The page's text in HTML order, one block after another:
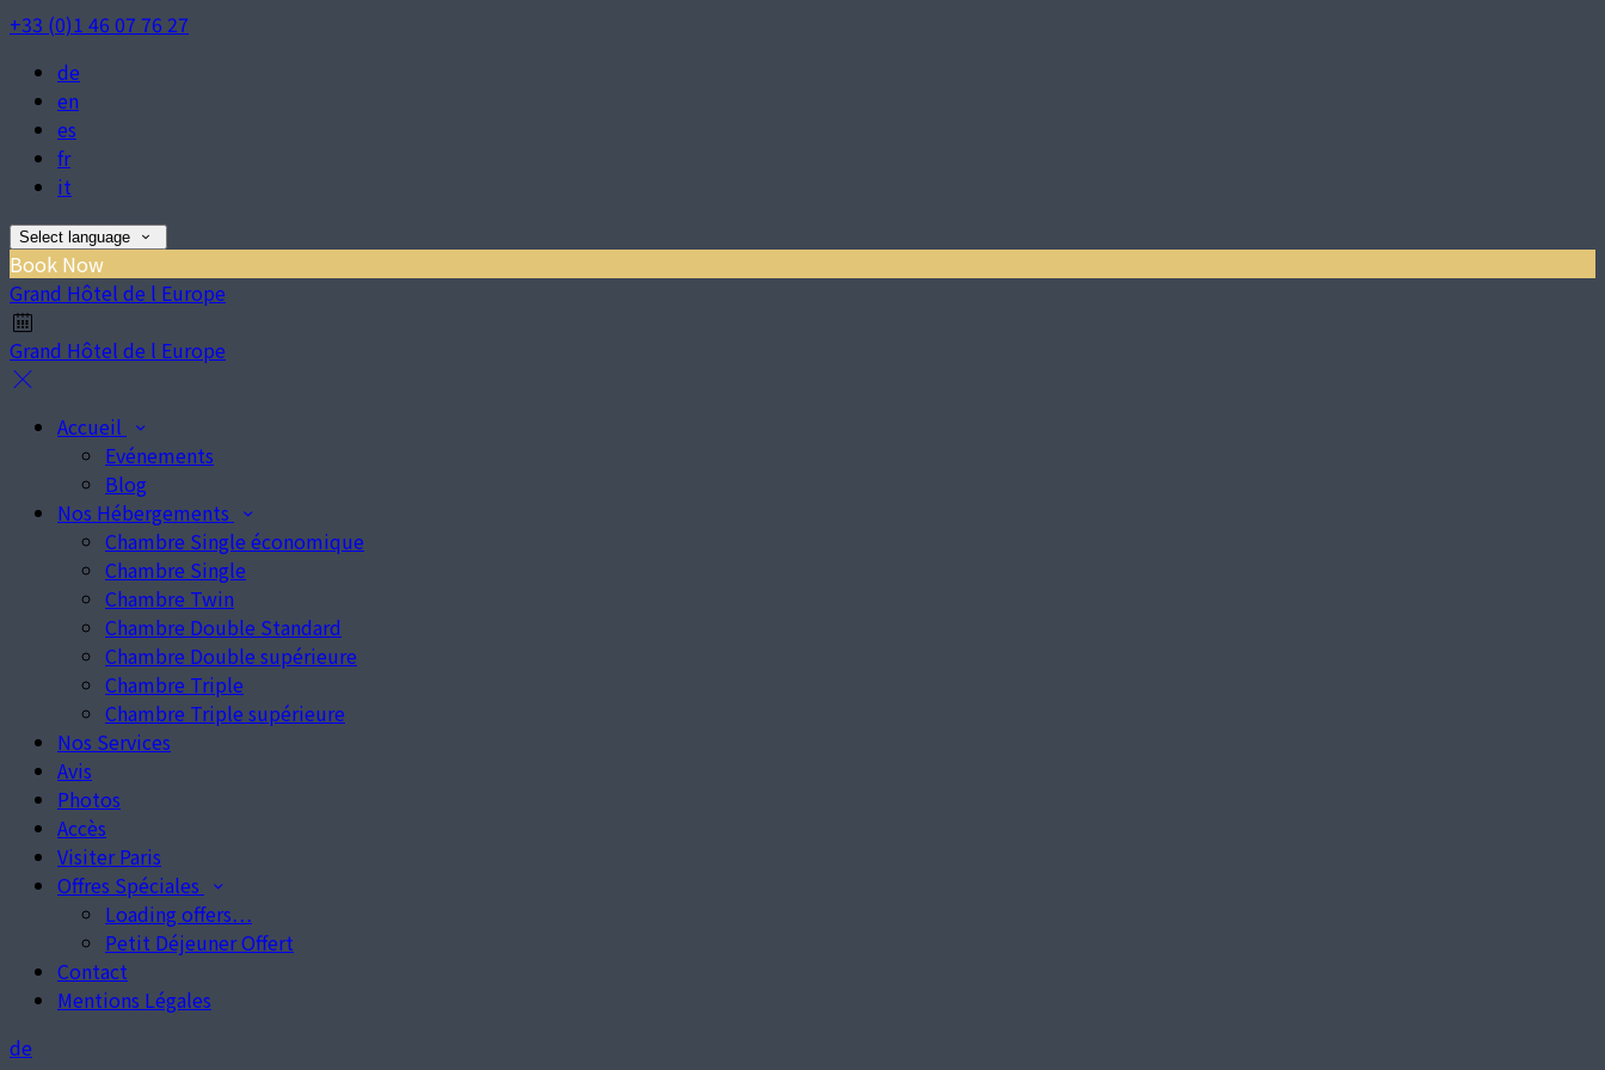
+33 (0)1 46 07 76 27
de
en
es
fr
it
Select language
Book Now
Grand Hôtel de l Europe
Grand Hôtel de l Europe
Accueil
Evénements
Blog
Nos Hébergements
Chambre Single économique
Chambre Single
Chambre Twin
Chambre Double Standard
Chambre Double supérieure
Chambre Triple
Chambre Triple supérieure
Nos Services
Avis
Photos
Accès
Visiter Paris
Offres Spéciales
Loading offers…
Petit Déjeuner Offert
Contact
Mentions Légales
de